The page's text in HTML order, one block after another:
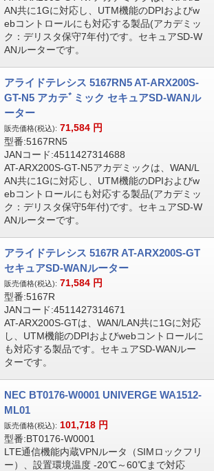
AN共に1Gに対応し、UTM機能のDPIおよびw
ebコントロールにも対応する製品(アカデミッ
ク：デリスタ保守7年付)です。セキュアSD-W
ANルーターです。
アライドテレシス 5167RN5 AT-ARX200S-
GT-N5 アカテﾞミック セキュアSD-WANル
ーター
販売価格(税込): 71,584 円
型番:5167RN5
JANコード:4511427314688
AT-ARX200S-GT-N5アカデミックは、WAN/L
AN共に1Gに対応し、UTM機能のDPIおよびw
ebコントロールにも対応する製品(アカデミッ
ク：デリスタ保守5年付)です。セキュアSD-W
ANルーターです。
アライドテレシス 5167R AT-ARX200S-GT
セキュアSD-WANルーター
販売価格(税込): 71,584 円
型番:5167R
JANコード:4511427314671
AT-ARX200S-GTは、WAN/LAN共に1Gに対応
し、UTM機能のDPIおよびwebコントロールに
も対応する製品です。セキュアSD-WANルー
ターです。
NEC BT0176-W0001 UNIVERGE WA1512-
ML01
販売価格(税込): 101,718 円
型番:BT0176-W0001
LTE通信機能内蔵VPNルータ（SIMロックフリ
ー）、設置環境温度 -20℃～60℃まで対応